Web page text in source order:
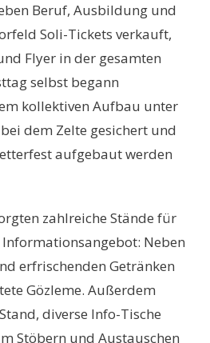
Beruf, Ausbildung und
Soli-Tickets verkauft,
Flyer in der gesamten
selbst begann
kollektiven Aufbau unter
dem Zelte gesichert und
aufgebaut werden
zahlreiche Stände für
Neben
erfrischenden Getränken
Gözleme. Außerdem
diverse Info-Tische
Stöbern und Austauschen